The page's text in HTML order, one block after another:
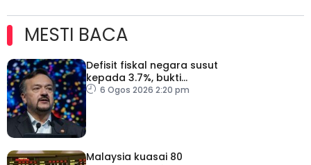
MESTI BACA
Defisit fiskal negara susut
kepada 3.7%, bukti
keyakinan pelabur masih
6 Ogos 2026 2:20 pm
Malaysia kuasai 80